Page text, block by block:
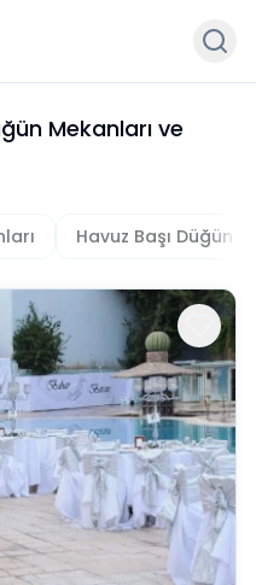
Mekanları ve
Havuz Başı Düğün